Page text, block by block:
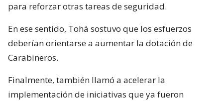
para reforzar otras tareas de seguridad.
En ese sentido, Tohá sostuvo que los esfuerzos
deberían orientarse a aumentar la dotación de
Carabineros.
Finalmente, también llamó a acelerar la
implementación de iniciativas que ya fueron